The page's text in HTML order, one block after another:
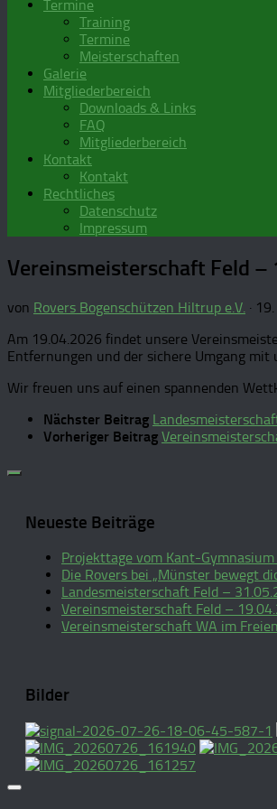
Termine
Training
Termine
Meisterschaften
Galerie
Mitgliederbereich
Downloads & Links
FAQ
Mitgliederbereich
Kontakt
Kontakt
Rechtliches
Datenschutz
Impressum
Vereinsmeisterschaft Feld –
von Rovers Bogenschützen Hiltrup e.V. ·
Am 19.04.2026 findet unsere
Entfernungen und der sichere Umgang
Wir freuen uns auf einen spannenden
Nächster Beitrag
Vorheriger Beitrag
Neueste Beiträge
Projekttage vom Kant-
Die Rovers bei „Münster bewegt
Landesmeisterschaft Feld –
Vereinsmeisterschaft Feld –
Vereinsmeisterschaft WA im
Bilder